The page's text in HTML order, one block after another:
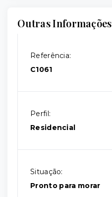
Outras Informações
Referência:
C1061
Perfil:
Residencial
Situação:
Pronto para morar